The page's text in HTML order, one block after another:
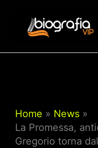
contenuto
Home
News
La Promessa,
Gregorio torna